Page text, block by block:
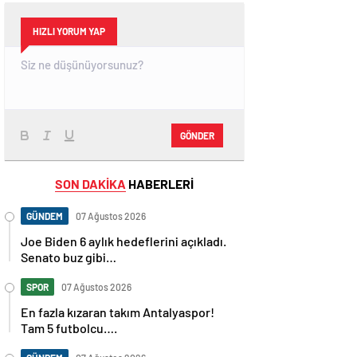
HIZLI YORUM YAP
GÖNDER
SON DAKİKA HABERLERİ
GÜNDEM 07 Ağustos 2026
Joe Biden 6 aylık hedeflerini açıkladı.
Senato buz gibi…
SPOR 07 Ağustos 2026
En fazla kızaran takım Antalyaspor!
Tam 5 futbolcu….